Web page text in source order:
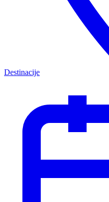
Destinacije